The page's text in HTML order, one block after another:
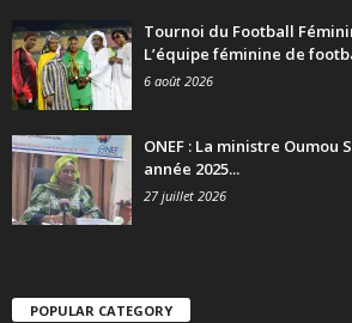
Tournoi du Football
L’équipe féminine de
6 août 2026
ONEF : La ministre Oumou
année 2025...
27 juillet 2026
POPULAR CATEGORY